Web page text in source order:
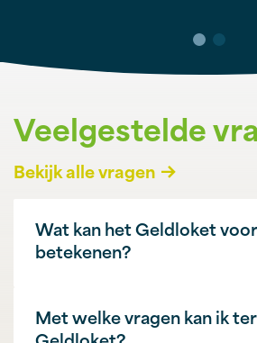
Veelgestelde
Bekijk alle vragen
Wat kan het Geldloket
betekenen?
Met welke vragen kan ik